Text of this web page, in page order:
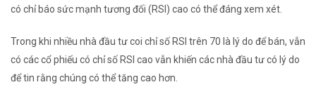
có chỉ báo sức mạnh tương đối (RSI) cao có thể đáng xem xét.
Trong khi nhiều nhà đầu tư coi chỉ số RSI trên 70 là lý do để bán, vẫn
có các cổ phiếu có chỉ số RSI cao vẫn khiến các nhà đầu tư có lý do
để tin rằng chúng có thể tăng cao hơn.